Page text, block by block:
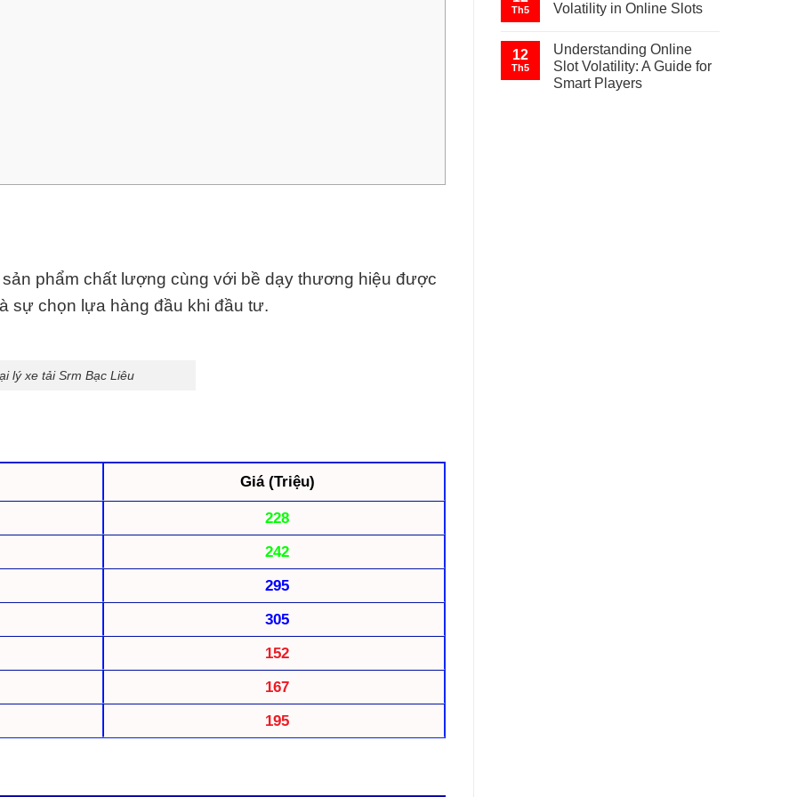
phẩm chất lượng cùng với bề dạy thương hiệu được
sự chọn lựa hàng đầu khi đầu tư.
lý xe tải Srm Bạc Liêu
Giá (Triệu)
228
242
295
305
152
167
195
Th5 Volatility in Online Slots
12
Th5
Understanding Online
Slot Volatility: A Guide for
Smart Players